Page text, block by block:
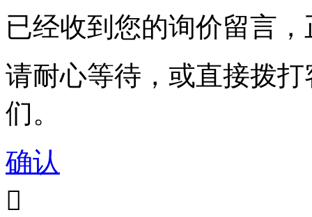
已经收到您的询价留言
请耐心等待，或直接拨
们。
确认
